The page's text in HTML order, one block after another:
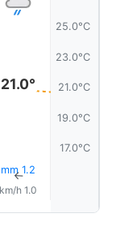
25.0°C
23.0°C
21.0°C
19.0°C
17.0°C
21.0°
1.2 mm
↑
1.0 km/h